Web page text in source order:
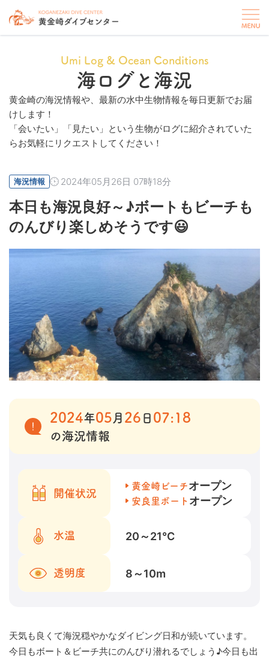
Umi Log & Ocean Conditions
海ログと海況
黄金崎の海況情報や、最新の水中生物情報を毎日更新でお届
けします！
「会いたい」「見たい」という生物がログに紹介されていた
らお気軽にリクエストしてください！
海況情報 2024年05月26日 07時18分
本日も海況良好～♪ボートもビーチも
のんびり楽しめそうです😃
2024年05 月 26 日 07:18
の海況情報
開催状況
黄金崎ビーチオープン
安良里ボート オープン
水温 20～21℃
透明度 8～10m
天気も良くて海況穏やかなダイビング日和が続いています。
今日もボート＆ビーチ共にのんびり潜れるでしょう♪今日も出